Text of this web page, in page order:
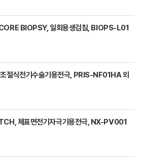
BIOPSY, 일회용생검침, BIOPS-L01
절식전기수술기용전극, PRIS-NF01HA 외
체표면전기자극기용전극, NX-PV001